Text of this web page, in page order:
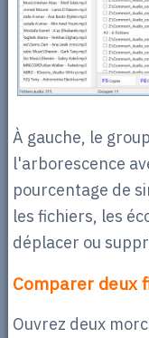
À gauche, le
l'arborescence
pourcentage de
les fichiers, les
déplacer ou
Comparer deux
Ouvrez deux